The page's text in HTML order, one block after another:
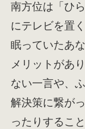
南方位は「ひ
にテレビを置
眠っていたあ
メリットがあ
ない一言や、
解決策に繋が
ったりするこ